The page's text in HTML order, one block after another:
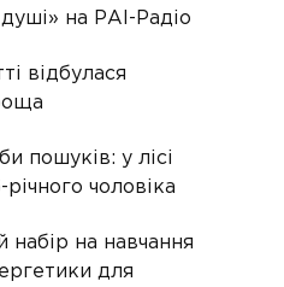
на РАІ-Радіо
відбулася
пошуків: у лісі
чоловіка
набір на навчання
для